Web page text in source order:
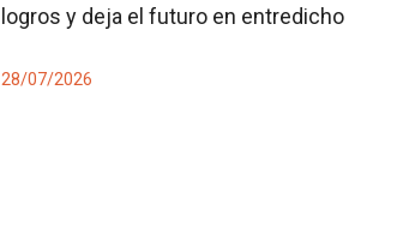
logros y deja el futuro en entredicho
28/07/2026